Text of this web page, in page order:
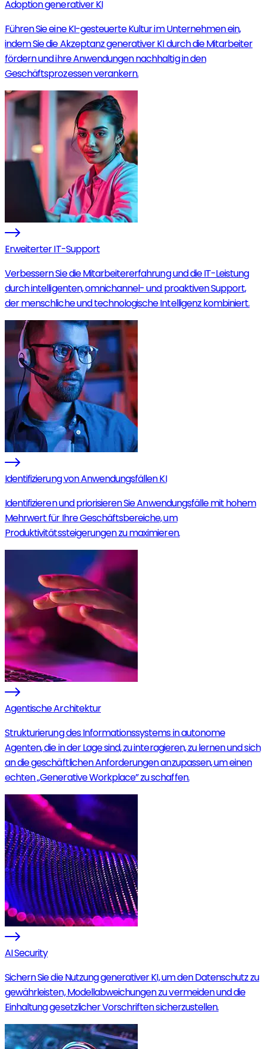
Adoption generativer KI
Führen Sie eine KI-gesteuerte Kultur im Unternehmen ein,
indem Sie die Akzeptanz generativer KI durch die Mitarbeiter
fördern und ihre Anwendungen nachhaltig in den
Geschäftsprozessen verankern.
Erweiterter IT-Support
Verbessern Sie die Mitarbeitererfahrung und die IT-Leistung
durch intelligenten, omnichannel- und proaktiven Support,
der menschliche und technologische Intelligenz kombiniert.
Identifizierung von Anwendungsfällen KI
Identifizieren und priorisieren Sie Anwendungsfälle mit hohem
Mehrwert für Ihre Geschäftsbereiche, um
Produktivitätssteigerungen zu maximieren.
Agentische Architektur
Strukturierung des Informationssystems in autonome
Agenten, die in der Lage sind, zu interagieren, zu lernen und sich
an die geschäftlichen Anforderungen anzupassen, um einen
echten „Generative Workplace” zu schaffen.
AI Security
Sichern Sie die Nutzung generativer KI, um den Datenschutz zu
gewährleisten, Modellabweichungen zu vermeiden und die
Einhaltung gesetzlicher Vorschriften sicherzustellen.